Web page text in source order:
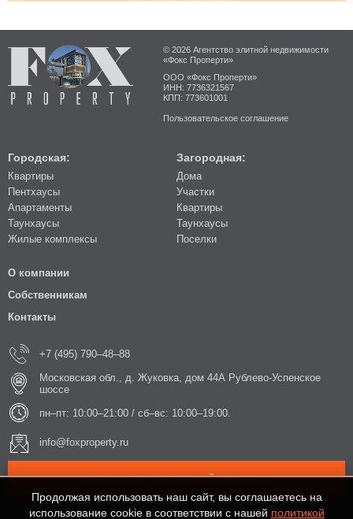
© 2026 Агентство элитной недвижимости
«Фокс Проперти»
ООО «Фокс Проперти»
ИНН: 7736321567
КПП: 773601001
Пользовательское соглашение
Городская:
Квартиры
Пентхаусы
Апартаменты
Таунхаусы
Жилые комплексы
Загородная:
Дома
Участки
Квартиры
Таунхаусы
Поселки
О компании
Собственникам
Контакты
+7 (495) 790–48–88
Московская обл., д. Жуковка, дом 44А Рублево-Успенское
шоссе
пн–пт: 10:00–21:00 / сб–вс: 10:00–19:00.
info@foxproperty.ru
ЗАКАЗАТЬ ОБРАТНЫЙ ЗВОНОК
Продолжая использовать наш сайт, вы соглашаетесь на
использование cookie в соответствии с нашей политикой